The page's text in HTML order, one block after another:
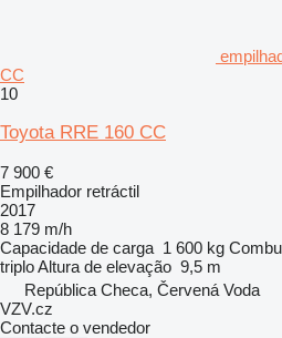
CC
10
Toyota RRE 160 CC
7 900 €
Empilhador retráctil
2017
8 179 m/h
Capacidade de carga 1 600 kg
triploAltura de elevação 9,5 m
República Checa, Červená Voda
VZV.cz
Contacte o vendedor